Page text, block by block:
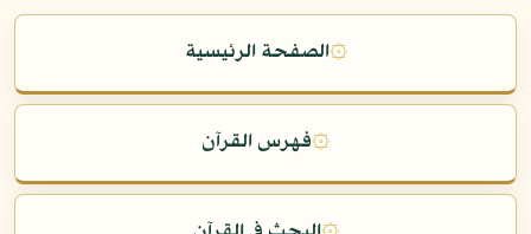
۞الصفحة الرئيسية
۞فهرس القرآن